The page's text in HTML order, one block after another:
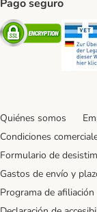
Pago seguro
Security
Quiénes somos
Condiciones
Formulario de
Gastos de envío y
Programa de afiliación